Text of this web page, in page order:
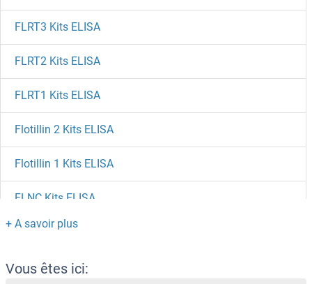
FLRT3 Kits ELISA
FLRT2 Kits ELISA
FLRT1 Kits ELISA
Flotillin 2 Kits ELISA
Flotillin 1 Kits ELISA
FLNC Kits ELISA
FLNB Kits ELISA
FLIP Kits ELISA
Vous êtes ici: